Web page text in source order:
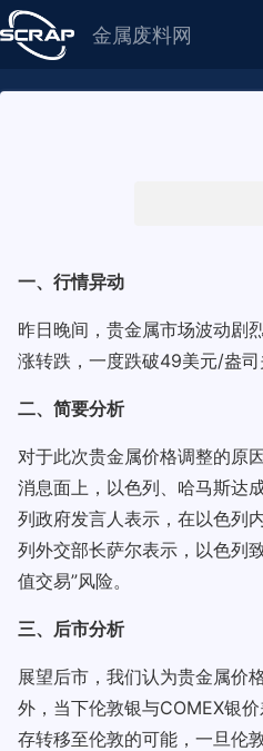
金属废料网
一、行情异动
昨日晚间，贵金属市场波动剧
涨转跌，一度跌破49美元/盎
二、简要分析
对于此次贵金属价格调整的原
消息面上，以色列、哈马斯达
列政府发言人表示，在以色列
列外交部长萨尔表示，以色列
值交易”风险。
三、后市分析
展望后市，我们认为贵金属价
外，当下伦敦银与COMEX银
存转移至伦敦的可能，一旦伦